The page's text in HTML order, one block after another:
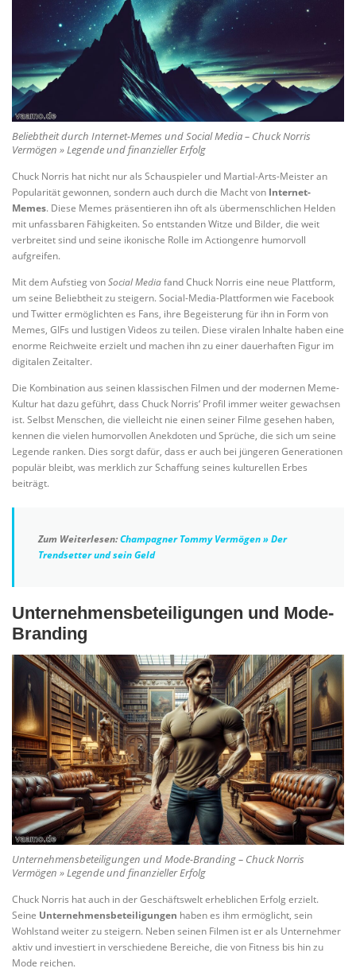
Beliebtheit durch Internet-Memes und Social Media – Chuck Norris
Vermögen » Legende und finanzieller Erfolg
Chuck Norris hat nicht nur als Schauspieler und Martial-Arts-Meister an
Popularität gewonnen, sondern auch durch die Macht von Internet-
Memes. Diese Memes präsentieren ihn oft als übermenschlichen Helden
mit unfassbaren Fähigkeiten. So entstanden Witze und Bilder, die weit
verbreitet sind und seine ikonische Rolle im Actiongenre humorvoll
aufgreifen.
Mit dem Aufstieg vonSocial Mediafand Chuck Norris eine neue Plattform,
um seine Beliebtheit zu steigern. Social-Media-Plattformen wie Facebook
und Twitter ermöglichten es Fans, ihre Begeisterung für ihn in Form von
Memes, GIFs und lustigen Videos zu teilen. Diese viralen Inhalte haben eine
enorme Reichweite erzielt und machen ihn zu einer dauerhaften Figur im
digitalen Zeitalter.
Die Kombination aus seinen klassischen Filmen und der modernen Meme-
Kultur hat dazu geführt, dass Chuck Norris‘ Profil immer weiter gewachsen
ist. Selbst Menschen, die vielleicht nie einen seiner Filme gesehen haben,
kennen die vielen humorvollen Anekdoten und Sprüche, die sich um seine
Legende ranken. Dies sorgt dafür, dass er auch bei jüngeren Generationen
populär bleibt, was merklich zur Schaffung seines kulturellen Erbes
beiträgt.
Zum Weiterlesen:Champagner Tommy Vermögen » Der
Trendsetter und sein Geld
Unternehmensbeteiligungen und Mode-
Branding
Unternehmensbeteiligungen und Mode-Branding – Chuck Norris
Vermögen » Legende und finanzieller Erfolg
Chuck Norris hat auch in der Geschäftswelt erheblichen Erfolg erzielt.
Seine Unternehmensbeteiligungen haben es ihm ermöglicht, sein
Wohlstand weiter zu steigern. Neben seinen Filmen ist er als Unternehmer
aktiv und investiert in verschiedene Bereiche, die von Fitness bis hin zu
Mode reichen.